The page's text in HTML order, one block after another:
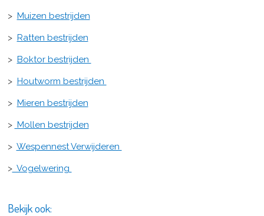
> Muizen bestrijden
> Ratten bestrijden
> Boktor bestrijden
> Houtworm bestrijden
> Mieren bestrijden
> Mollen bestrijden
> Wespennest Verwijderen
>Vogelwering
Bekijk ook: